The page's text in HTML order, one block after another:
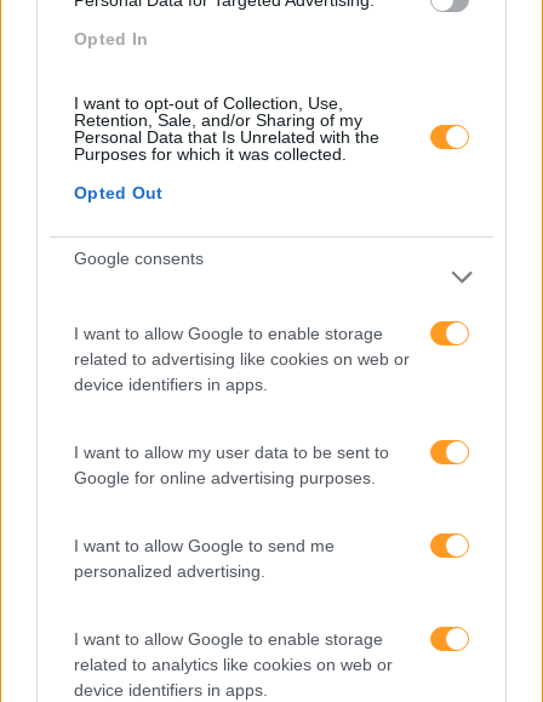
Opted In
I want to opt-out of Collection, Use,
Retention, Sale, and/or Sharing of my
Personal Data that Is Unrelated with the
Purposes for which it was collected.
Opted Out
Google consents
I want to allow Google to enable storage
related to advertising like cookies on web or
device identifiers in apps.
I want to allow my user data to be sent to
Google for online advertising purposes.
I want to allow Google to send me
personalized advertising.
I want to allow Google to enable storage
related to analytics like cookies on web or
device identifiers in apps.
Sem Categoria
Sustentabilidade
Team Building
Tecnologias De Informação
Recentes
Feedback fora do
ativa para reter talento,
melhorar o ambiente de
trabalho e aumentar a